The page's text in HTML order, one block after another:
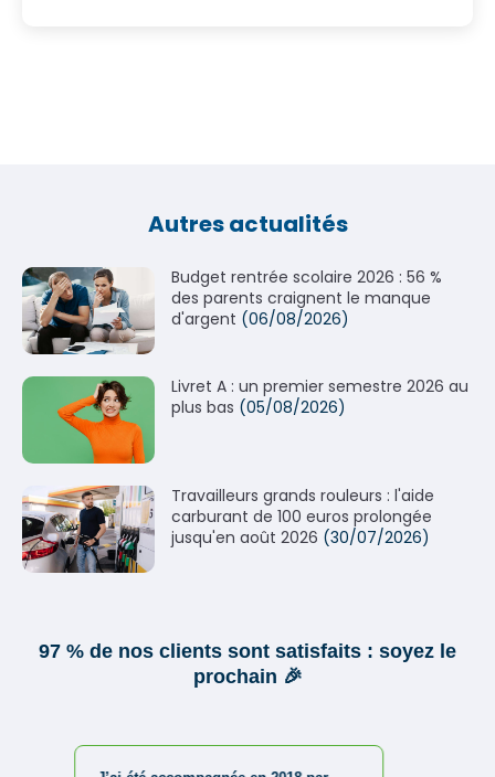
Autres actualités
Budget rentrée scolaire 2026 : 56 %
des parents craignent le manque
d'argent (06/08/2026)
Livret A : un premier semestre 2026 au
plus bas (05/08/2026)
Travailleurs grands rouleurs : l'aide
carburant de 100 euros prolongée
jusqu'en août 2026 (30/07/2026)